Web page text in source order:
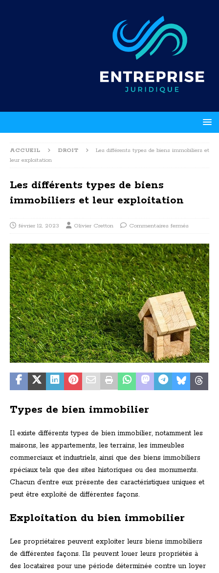
ACCUEIL DROIT
Les différents types de biens immobiliers et
leur exploitation
Les différents types de biens
immobiliers et leur exploitation
février 12, 2023 Olivier Cretton Commentaires fermés
Types de bien immobilier
Il existe différents types de bien immobilier, notamment les
maisons, les appartements, les terrains, les immeubles
commerciaux et industriels, ainsi que des biens immobiliers
spéciaux tels que des sites historiques ou des monuments.
Chacun d’entre eux présente des caractéristiques uniques et
peut être exploité de différentes façons.
Exploitation du bien immobilier
Les propriétaires peuvent exploiter leurs biens immobiliers
de différentes façons. Ils peuvent louer leurs propriétés à
des locataires pour une période déterminée contre un loyer